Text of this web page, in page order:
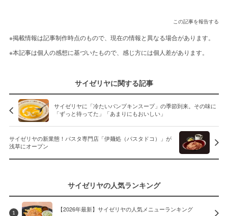
この記事を報告する
※掲載情報は記事制作時点のもので、現在の情報と異なる場合があります。
※本記事は個人の感想に基づいたもので、感じ方には個人差があります。
サイゼリヤに関する記事
サイゼリヤに「冷たいパンプキンスープ」の季節到来。その味に
「ずっと待ってた」「あまりにもおいしい」
サイゼリヤの新業態！パスタ専門店「伊麺処（パスタドコ）」が
浅草にオープン
サイゼリヤの人気ランキング
1
【2026年最新】サイゼリヤの人気メニューランキング